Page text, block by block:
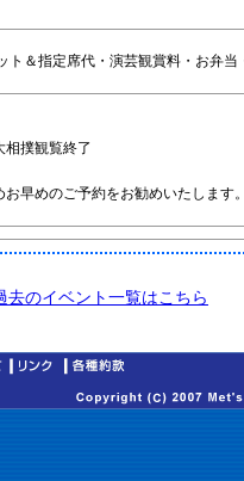
ト＆指定席代・演芸観賞料・お弁当
相撲観覧終了
早めのご予約をお勧めいたします。
去のイベント一覧はこちら